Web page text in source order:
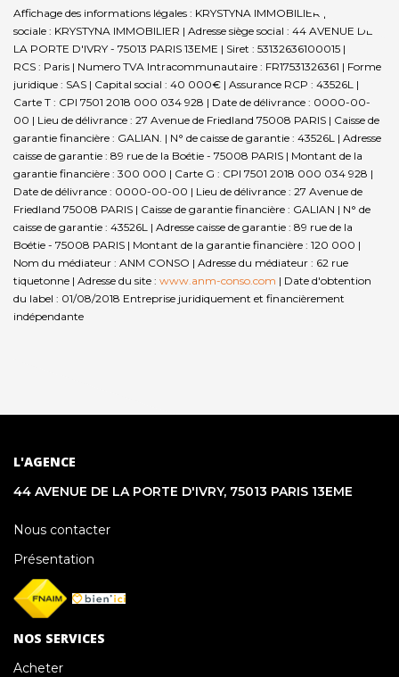
Affichage des informations légales : KRYSTYNA IMMOBILIER | Raison
sociale : KRYSTYNA IMMOBILIER | Adresse siège social : 44 AVENUE DE
LA PORTE D'IVRY - 75013 PARIS 13EME | Siret : 53132636100015 |
RCS : Paris | Numero TVA Intracommunautaire : FR17531326361 | Forme
juridique : SAS | Capital social : 40 000€ | Assurance RCP : 43526L |
Carte T : CPI 7501 2018 000 034 928 | Date de délivrance : 0000-00-
00 | Lieu de délivrance : 27 Avenue de Friedland 75008 PARIS | Caisse de
garantie financière : GALIAN. | N° de caisse de garantie : 43526L | Adresse
caisse de garantie : 89 rue de la Boétie - 75008 PARIS | Montant de la
garantie financière : 300 000 | Carte G : CPI 7501 2018 000 034 928 |
Date de délivrance : 0000-00-00 | Lieu de délivrance : 27 Avenue de
Friedland 75008 PARIS | Caisse de garantie financière : GALIAN | N° de
caisse de garantie : 43526L | Adresse caisse de garantie : 89 rue de la
Boétie - 75008 PARIS | Montant de la garantie financière : 120 000 |
Nom du médiateur : ANM CONSO | Adresse du médiateur : 62 rue
tiquetonne | Adresse du site : www.anm-conso.com | Date d'obtention
du label : 01/08/2018 Entreprise juridiquement et financièrement
indépendante
L'AGENCE
44 AVENUE DE LA PORTE D'IVRY, 75013 PARIS 13EME
Nous contacter
Présentation
NOS SERVICES
Acheter